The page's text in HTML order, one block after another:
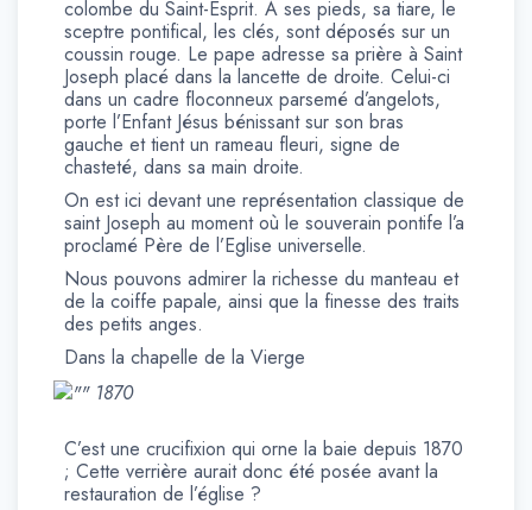
colombe du Saint-Esprit. À ses pieds, sa tiare, le
sceptre pontifical, les clés, sont déposés sur un
coussin rouge. Le pape adresse sa prière à Saint
Joseph placé dans la lancette de droite. Celui-ci
dans un cadre floconneux parsemé d’angelots,
porte l’Enfant Jésus bénissant sur son bras
gauche et tient un rameau fleuri, signe de
chasteté, dans sa main droite.
On est ici devant une représentation classique de
saint Joseph au moment où le souverain pontife l’a
proclamé Père de l’Eglise universelle.
Nous pouvons admirer la richesse du manteau et
de la coiffe papale, ainsi que la finesse des traits
des petits anges.
Dans la chapelle de la Vierge
1870
C’est une crucifixion qui orne la baie depuis 1870
; Cette verrière aurait donc été posée avant la
restauration de l’église ?